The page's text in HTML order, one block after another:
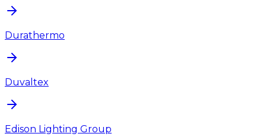
Durathermo
Duvaltex
Edison Lighting Group